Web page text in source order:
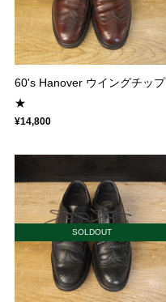
60's Hanover ウイングチップ
★
¥14,800
SOLDOUT